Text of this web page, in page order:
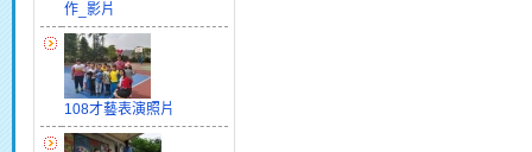
作_影片
108才藝表演照片